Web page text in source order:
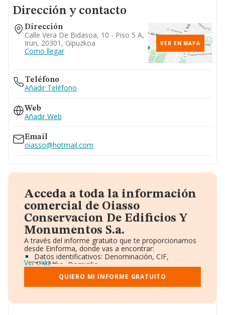
Dirección y contacto
Dirección
Calle Vera De Bidasoa, 10 - Piso 5 A,
Irun, 20301, Gipuzkoa
Como llegar
VER EN MAPA
Teléfono
Añadir Teléfono
Web
Añadir Web
Email
oiasso@hotmail.com
Acceda a toda la información
comercial de Oiasso
Conservacion De Edificios Y
Monumentos S.a.
A través del informe gratuito que te proporcionamos
desde Einforma, donde vas a encontrar:
Datos identificativos: Denominación, CIF,
Teléfono, Domicilio.
Informe Mercantil Completo (BORME).
Gráficos de Evolución Ventas y Empleados.
Consejo de Administración y Administradores.
Accionistas.
Ver más
QUIERO MI INFORME GRATUITO